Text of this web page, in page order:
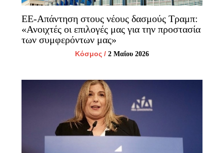
ΕΕ-Απάντηση στους νέους δασμούς Τραμπ:
«Ανοιχτές οι επιλογές μας για την προστασία
των συμφερόντων μας»
Κόσμος / 2 Μαΐου 2026